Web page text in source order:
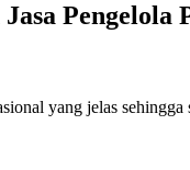
yang jelas